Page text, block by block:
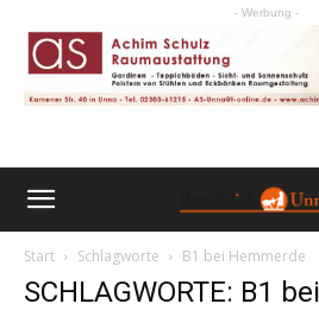
- Werbung -
Start Schlagworte B1 bei Hemmerde
SCHLAGWORTE: B1